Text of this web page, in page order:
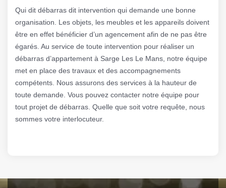
Qui dit débarras dit intervention qui demande une bonne
organisation. Les objets, les meubles et les appareils doivent
être en effet bénéficier d’un agencement afin de ne pas être
égarés. Au service de toute intervention pour réaliser un
débarras d’appartement à Sarge Les Le Mans, notre équipe
met en place des travaux et des accompagnements
compétents. Nous assurons des services à la hauteur de
toute demande. Vous pouvez contacter notre équipe pour
tout projet de débarras. Quelle que soit votre requête, nous
sommes votre interlocuteur.